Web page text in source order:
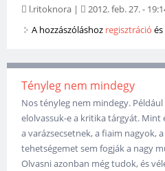
l.ritoknora | 2012. feb. 27. -
A hozzászóláshoz regisztráció és
Tényleg nem mindegy
Nos tényleg nem mindegy.
elolvassuk-e a kritika tárgyát.
a varázsecsetnek, a fiaim nagyok,
tehetségemet sem fogják a nagy
Olvasni azonban még tudok, és